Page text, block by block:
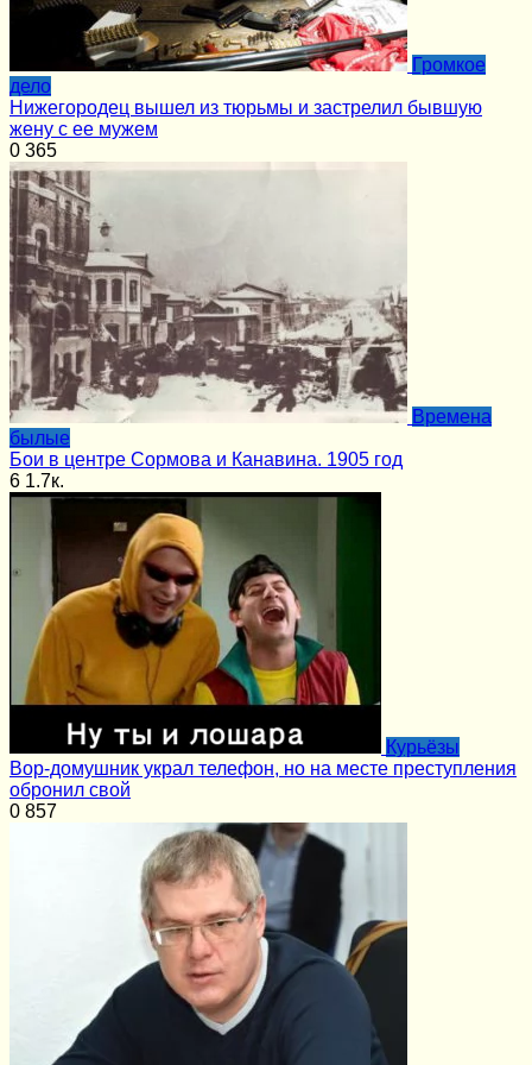
Громкое
дело
Нижегородец вышел из тюрьмы и застрелил бывшую
жену с ее мужем
0 365
Времена
былые
Бои в центре Сормова и Канавина. 1905 год
6 1.7к.
Курьёзы
Вор-домушник украл телефон, но на месте преступления
обронил свой
0 857